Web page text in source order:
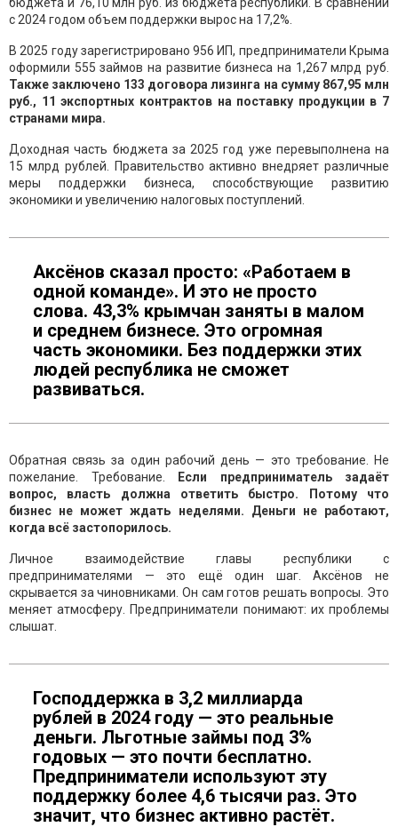
с 2024 годом объем поддержки вырос на 17,2%.
В 2025 году зарегистрировано 956 ИП, предприниматели Крыма
оформили 555 займов на развитие бизнеса на 1,267 млрд руб.
Также заключено 133 договора лизинга на сумму 867,95 млн
руб., 11 экспортных контрактов на поставку продукции в 7
странами мира.
Доходная часть бюджета за 2025 год уже перевыполнена на
15 млрд рублей. Правительство активно внедряет различные
меры поддержки бизнеса, способствующие развитию
экономики и увеличению налоговых поступлений.
Аксёнов сказал просто: «Работаем в
одной команде». И это не просто
слова. 43,3% крымчан заняты в малом
и среднем бизнесе. Это огромная
часть экономики. Без поддержки этих
людей республика не сможет
развиваться.
Обратная связь за один рабочий день — это требование. Не
пожелание. Требование.
Если предприниматель задаёт
вопрос, власть должна ответить быстро. Потому что
бизнес не может ждать неделями. Деньги не работают,
когда всё застопорилось.
Личное взаимодействие главы республики с
предпринимателями — это ещё один шаг. Аксёнов не
скрывается за чиновниками. Он сам готов решать вопросы. Это
меняет атмосферу. Предприниматели понимают: их проблемы
слышат.
Господдержка в 3,2 миллиарда
рублей в 2024 году — это реальные
деньги. Льготные займы под 3%
годовых — это почти бесплатно.
Предприниматели используют эту
поддержку более 4,6 тысячи раз. Это
значит, что бизнес активно растёт.